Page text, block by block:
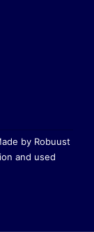
by Robuust
and used